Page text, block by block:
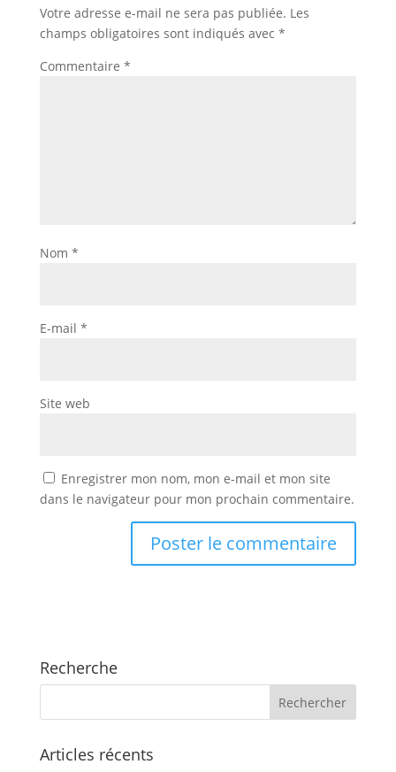
Votre adresse e-mail ne sera pas publiée. Les
champs obligatoires sont indiqués avec *
Commentaire *
Nom *
E-mail *
Site web
Enregistrer mon nom, mon e-mail et mon site
dans le navigateur pour mon prochain commentaire.
Recherche
Articles récents